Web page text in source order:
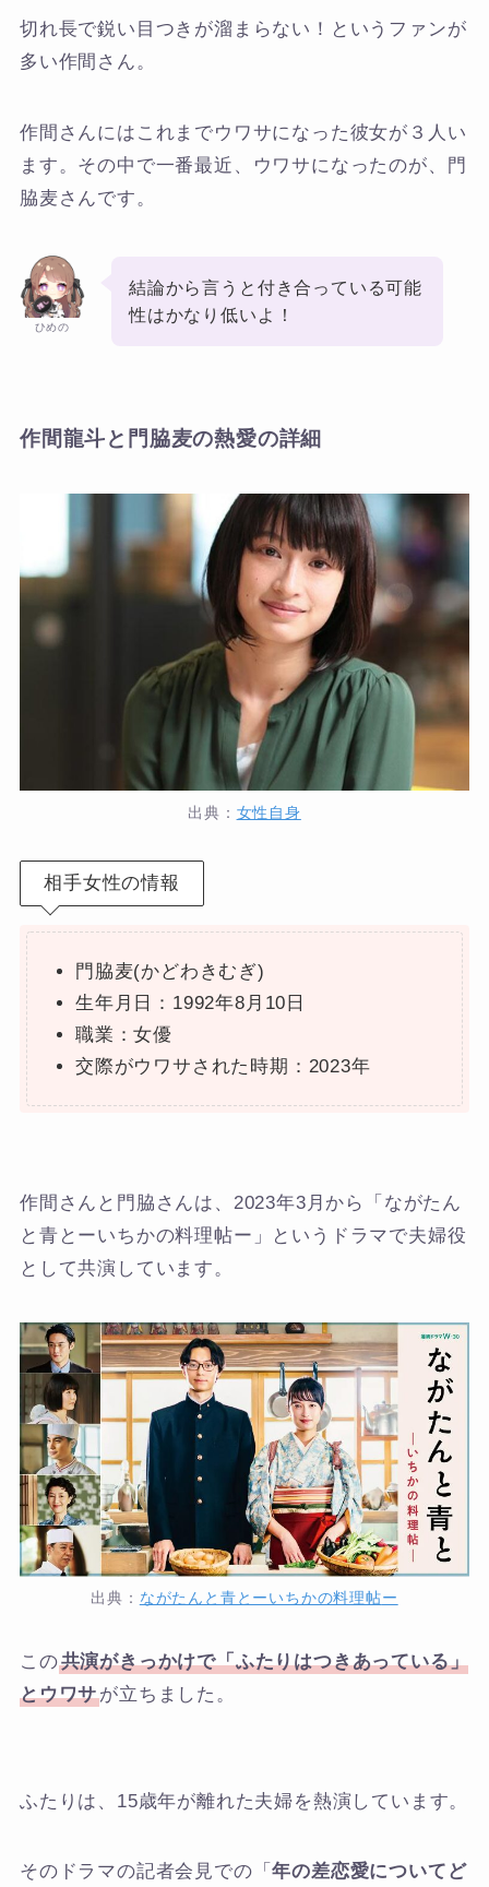
切れ長で鋭い目つきが溜まらない！というファンが
多い作間さん。
作間さんにはこれまでウワサになった彼女が３人い
ます。その中で一番最近、ウワサになったのが、門
脇麦さんです。
ひめの
結論から言うと付き合っている可能
性はかなり低いよ！
作間龍斗と門脇麦の熱愛の詳細
出典： 女性自身
相手女性の情報
門脇麦(かどわきむぎ)
生年月日：1992年8月10日
職業：女優
交際がウワサされた時期：2023年
作間さんと門脇さんは、2023年3月から「ながたん
と青とーいちかの料理帖ー」というドラマで夫婦役
として共演しています。
出典： ながたんと青とーいちかの料理帖ー
この共演がきっかけで「ふたりはつきあっている」
とウワサが立ちました。
ふたりは、15歳年が離れた夫婦を熱演しています。
そのドラマの記者会見での「年の差恋愛についてど